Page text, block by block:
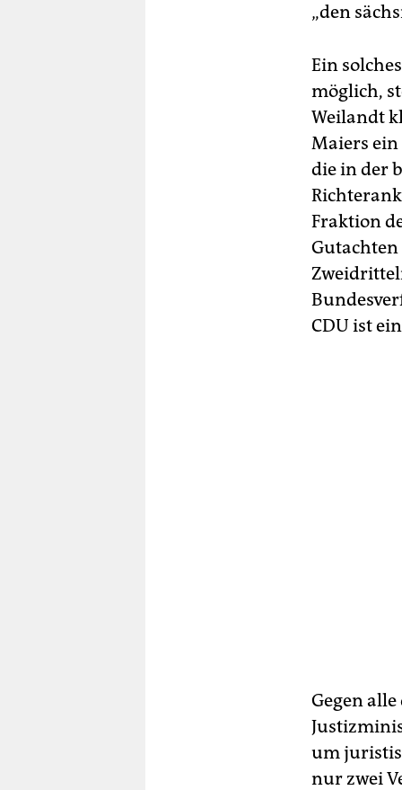
„den
Ein
möglich,
Weilandt
Maiers
die in der
Fraktion
CDU ist
Gegen alle
um
nur zwei